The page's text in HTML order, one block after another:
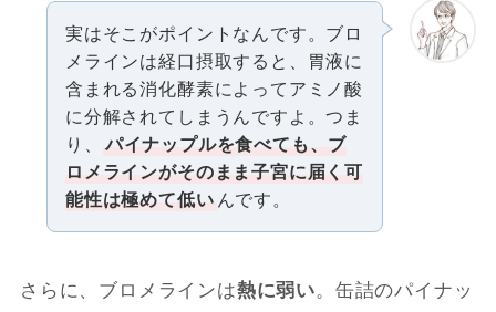
実はそこがポイントなんです。ブロ
メラインは経口摂取すると、胃液に
含まれる消化酵素によってアミノ酸
に分解されてしまうんですよ。つま
り、
パイナップルを食べても、ブ
ロメラインがそのまま子宮に届く可
能性は極めて低い んです。
さらに、ブロメラインは熱に弱い。缶詰のパイナッ